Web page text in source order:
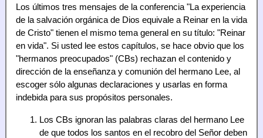
Los últimos tres mensajes de la conferencia "La experiencia
de la salvación orgánica de Dios equivale a Reinar en la vida
de Cristo" tienen el mismo tema general en su título: "Reinar
en vida". Si usted lee estos capítulos, se hace obvio que los
"hermanos preocupados" (CBs) rechazan el contenido y
dirección de la enseñanza y comunión del hermano Lee, al
escoger sólo algunas declaraciones y usarlas en forma
indebida para sus propósitos personales.
Los CBs ignoran las palabras claras del hermano Lee
de que todos los santos en el recobro del Señor deben